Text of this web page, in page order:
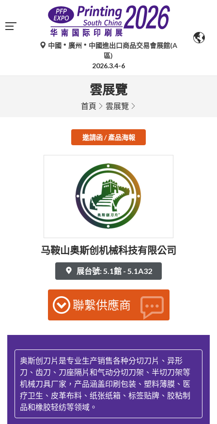
中國 廣州
中國進出口商品交易會展館(A
區)
2026.3.4-6
雲展覽
首頁 雲展覽
邀請函 / 產品海報
马鞍山奥斯创机械科技有限公司
展台號: 5.1館 - 5.1A32
聯繫供應商
奥斯创刀片是专业生产销售各种分切刀片、异形
刀、齿刀、刀座隔片和气动分切刀架、半切刀架等
机械刀具厂家，产品涵盖印刷包装、塑料薄膜、医
疗卫生、皮革布料、纸张纸箱、标签贴牌、胶粘制
品和橡胶轻纺等领域。